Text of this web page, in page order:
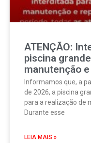
ATENÇÃO:
piscina
manutenção
Informamos que, a
de 2026, a piscina
para a realização de
Durante esse
LEIA MAIS »